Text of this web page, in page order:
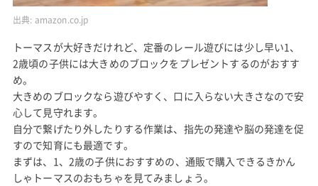
出典: amazon.co.jp
トーマスが大好きだけれど、定番のレール遊びには少し早い1、
2歳頃の子供には大きめのブロックをプレゼントするのがおすす
め。
大きめのブロックなら遊びやすく、口に入らない大きさなので安
心して見守れます。
自分で繋げたり外したりする作業は、指先の発達や脳の発達を促
すので知育にも最適です。
まずは、1、2歳の子供におすすめの、通販で購入できるきかん
しゃトーマスのおもちゃを見てみましょう。